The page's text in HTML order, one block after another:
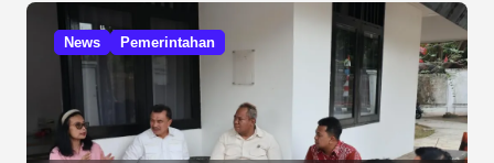
News Pemerintahan